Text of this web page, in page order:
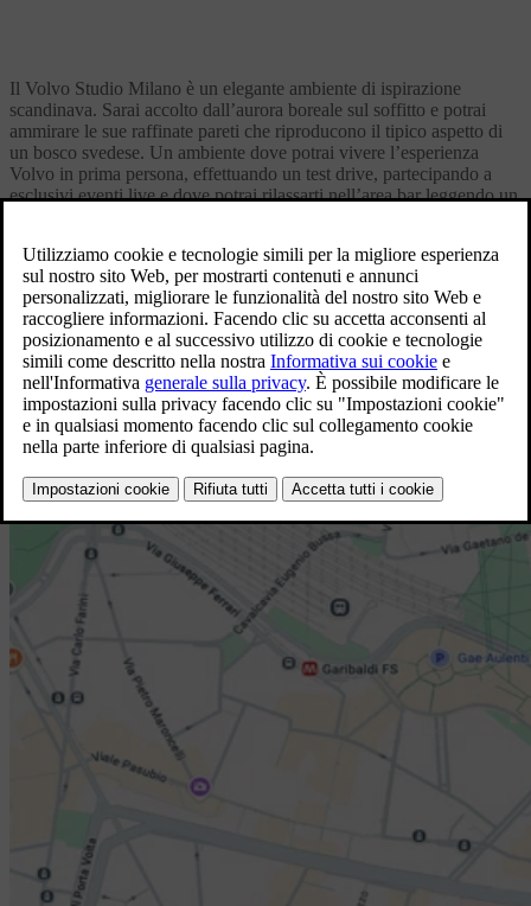
Il Volvo Studio Milano è un elegante ambiente di ispirazione
scandinava. Sarai accolto dall’aurora boreale sul soffitto e potrai
ammirare le sue raffinate pareti che riproducono il tipico aspetto di
un bosco svedese. Un ambiente dove potrai vivere l’esperienza
Volvo in prima persona, effettuando un test drive, partecipando a
esclusivi eventi live e dove potrai rilassarti nell’area bar leggendo un
Scopri gli eventi >